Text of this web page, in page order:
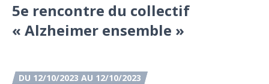
5e rencontre du collectif
« Alzheimer ensemble »
DU 12/10/2023 AU 12/10/2023